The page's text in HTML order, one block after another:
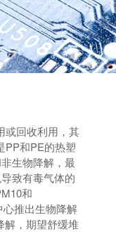
或回收利用，其
PP和PE的热塑
生物降解，最
致有毒气体的
和
推出生物降解
解，期望舒缓堆